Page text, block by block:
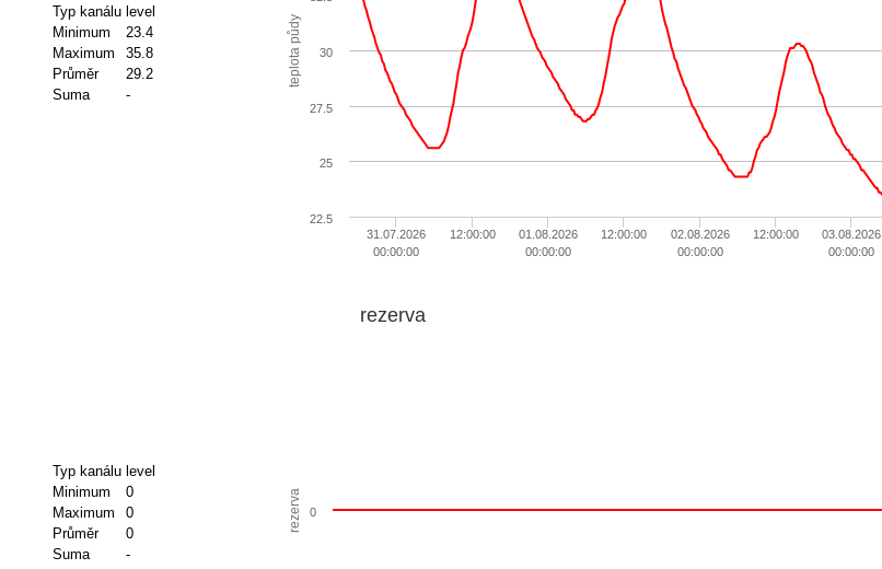
Typ kanálu level
Minimum
23.4
Maximum
35.8
Průměr
29.2
Suma
-
teplota půdy
31.07.2026
00:00:00
12:00:00
01.08.2026
00:00:00
12:00:00
02.08.2026
00:00:00
12:00:00
03.08.2026
00:00:00
22.5
25
27.5
30
Typ kanálu level
Minimum
0
Maximum
0
Průměr
0
Suma
-
rezerva
rezerva
0